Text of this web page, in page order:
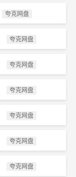
夸克网盘
夸克网盘
夸克网盘
夸克网盘
夸克网盘
夸克网盘
夸克网盘